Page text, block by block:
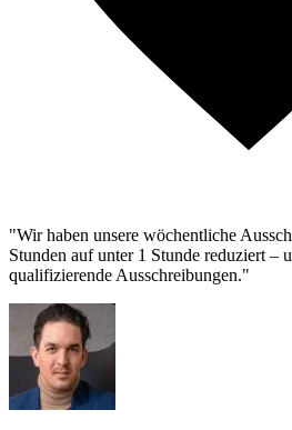
"Wir haben unsere wöchentliche
Stunden auf unter 1 Stunde reduziert –
qualifizierende Ausschreibungen."